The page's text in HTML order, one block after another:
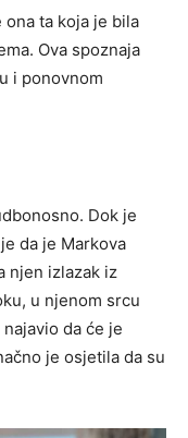
ona ta koja je bila
Ova spoznaja
i ponovnom
Dok je
da je Markova
njen izlazak iz
u njenom srcu
da će je
je osjetila da su